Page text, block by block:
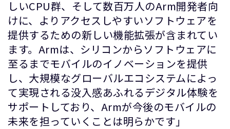
しいCPU群、そして数百万人のArm開発者向
けに、よりアクセスしやすいソフトウェアを
提供するための新しい機能拡張が含まれてい
ます。Armは、シリコンからソフトウェアに
至るまでモバイルのイノベーションを提供
し、大規模なグローバルエコシステムによっ
て実現される没入感あふれるデジタル体験を
サポートしており、Armが今後のモバイルの
未来を担っていくことは明らかです」